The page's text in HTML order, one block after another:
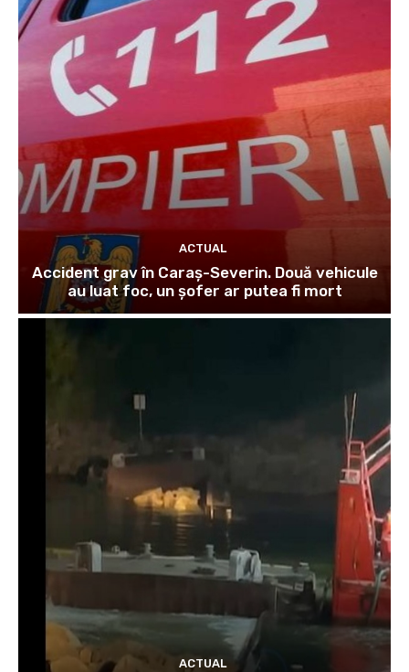
ACTUAL
Accident grav în Caraș-Severin. Două vehicule
au luat foc, un șofer ar putea fi mort
ACTUAL